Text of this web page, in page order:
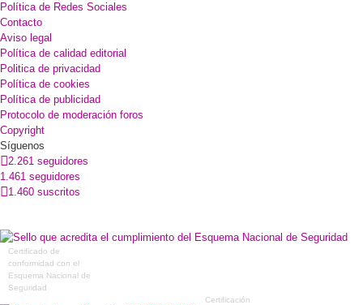
Política de Redes Sociales
Contacto
Aviso legal
Política de calidad editorial
Politica de privacidad
Política de cookies
Política de publicidad
Protocolo de moderación foros
Copyright
Síguenos
2.261 seguidores
1.461 seguidores
1.460 suscritos
Certificado de
conformidad con el
Esquema Nacional de
Seguridad
Certificación